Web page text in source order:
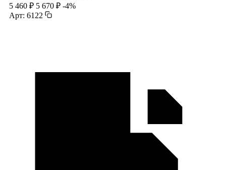
5 460 ₽ 5 670 ₽ -4%
Арт: 6122